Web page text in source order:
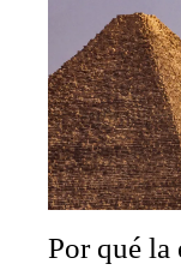
Por qué la